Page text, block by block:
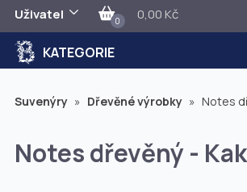
Uživatel 0 0,00 Kč
KATEGORIE
Suvenýry » Dřevěné výrobky » Notes
Notes dřevěný -